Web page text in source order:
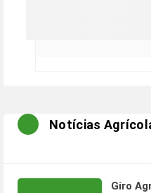
Notícias
Giro